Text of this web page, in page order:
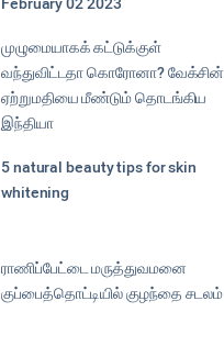
முழுமையாகக் கட்டுக்குள்
வந்துவிட்டதா கொரோனா? வேக்சின்
ஏற்றுமதியை மீண்டும் தொடங்கிய
இந்தியா
5 natural beauty tips for skin
whitening
ராணிப்பேட்டை மருத்துவமனை
குப்பைத்தொட்டியில் குழந்தை சடலம்